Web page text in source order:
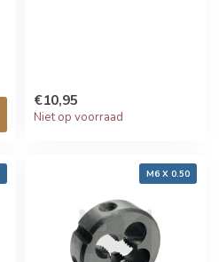
€10,95
Niet op voorraad
M6 X 0.50